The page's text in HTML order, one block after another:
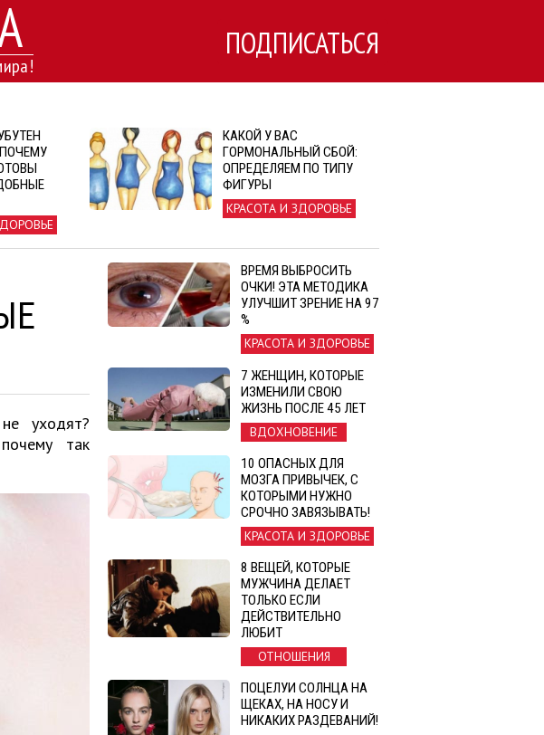
ПОДПИСАТЬСЯ
КАКОЙ У ВАС
ГОРМОНАЛЬНЫЙ СБОЙ:
ОПРЕДЕЛЯЕМ ПО ТИПУ
ФИГУРЫ
КРАСОТА И ЗДОРОВЬЕ
уходят?
так
ВРЕМЯ ВЫБРОСИТЬ
ОЧКИ! ЭТА МЕТОДИКА
УЛУЧШИТ ЗРЕНИЕ НА 97
%
КРАСОТА И ЗДОРОВЬЕ
7 ЖЕНЩИН, КОТОРЫЕ
ИЗМЕНИЛИ СВОЮ
ЖИЗНЬ ПОСЛЕ 45 ЛЕТ
ВДОХНОВЕНИЕ
10 ОПАСНЫХ ДЛЯ
МОЗГА ПРИВЫЧЕК, С
КОТОРЫМИ НУЖНО
СРОЧНО ЗАВЯЗЫВАТЬ!
КРАСОТА И ЗДОРОВЬЕ
8 ВЕЩЕЙ, КОТОРЫЕ
МУЖЧИНА ДЕЛАЕТ
ТОЛЬКО ЕСЛИ
ДЕЙСТВИТЕЛЬНО
ЛЮБИТ
ОТНОШЕНИЯ
ПОЦЕЛУИ СОЛНЦА НА
ЩЕКАХ, НА НОСУ И
НИКАКИХ РАЗДЕВАНИЙ!